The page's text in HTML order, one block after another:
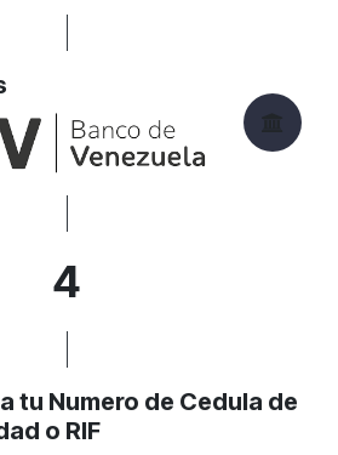
4
tu Numero de Cedula de
o RIF